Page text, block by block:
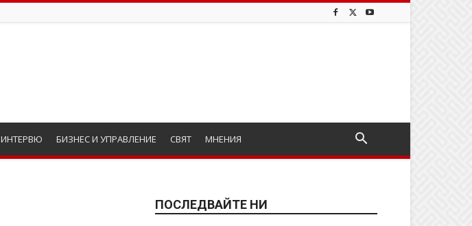
ИНТЕРВЮ БИЗНЕС И УПРАВЛЕНИЕ СВЯТ МНЕНИЯ
ПОСЛЕДВАЙТЕ НИ